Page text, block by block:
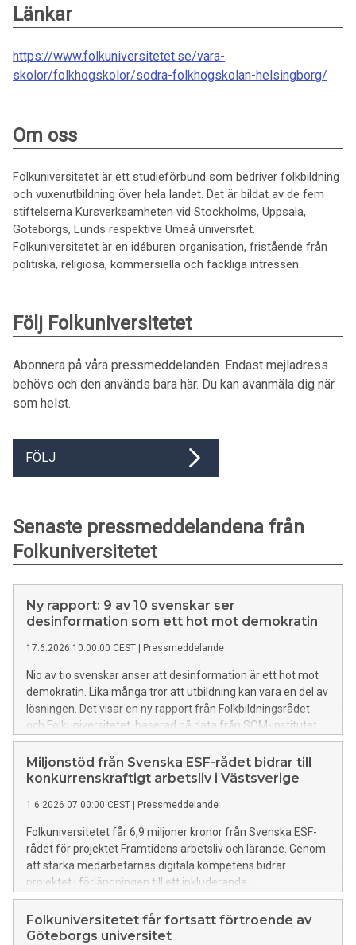
Länkar
https://www.folkuniversitetet.se/vara-
skolor/folkhogskolor/sodra-folkhogskolan-helsingborg/
Om oss
Folkuniversitetet är ett studieförbund som bedriver folkbildning
och vuxenutbildning över hela landet. Det är bildat av de fem
stiftelserna Kursverksamheten vid Stockholms, Uppsala,
Göteborgs, Lunds respektive Umeå universitet.
Folkuniversitetet är en idéburen organisation, fristående från
politiska, religiösa, kommersiella och fackliga intressen.
Följ Folkuniversitetet
Abonnera på våra pressmeddelanden. Endast mejladress
behövs och den används bara här. Du kan avanmäla dig när
som helst.
FÖLJ
Senaste pressmeddelandena från
Folkuniversitetet
Ny rapport: 9 av 10 svenskar ser
desinformation som ett hot mot demokratin
17.6.2026 10:00:00 CEST Pressmeddelande
Nio av tio svenskar anser att desinformation är ett hot mot
demokratin. Lika många tror att utbildning kan vara en del av
lösningen. Det visar en ny rapport från Folkbildningsrådet
och Folkuniversitetet, baserad på data från SOM-institutet.
Miljonstöd från Svenska ESF-rådet bidrar till
konkurrenskraftigt arbetsliv i Västsverige
1.6.2026 07:00:00 CEST Pressmeddelande
Folkuniversitetet får 6,9 miljoner kronor från Svenska ESF-
rådet för projektet Framtidens arbetsliv och lärande. Genom
att stärka medarbetarnas digitala kompetens bidrar
projektet i förlängningen till ett inkluderande,
konkurrenskraftigt arbetsliv i Västsverige.
Folkuniversitetet får fortsatt förtroende av
Göteborgs universitet